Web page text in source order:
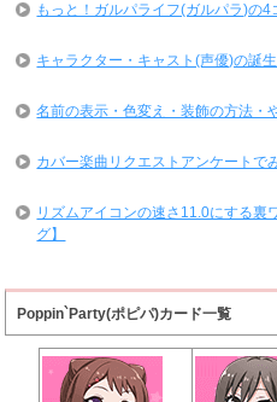
もっと！ガルパライフ(ガルパラ)の4
キャラクター・キャスト(声優)の誕
名前の表示・色変え・装飾の方法・
カバー楽曲リクエストアンケートで
リズムアイコンの速さ11.0にする裏
グ】
Poppin`Party(ポピパ)カード一覧